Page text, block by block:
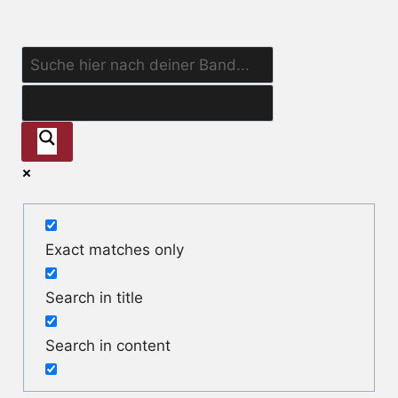
Exact matches only
Search in title
Search in content